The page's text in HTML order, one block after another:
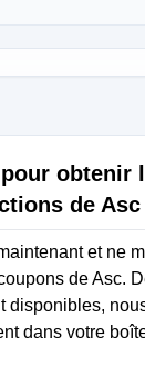
obtenir
de Asc
et ne
de Asc.
disponibles,
dans votre